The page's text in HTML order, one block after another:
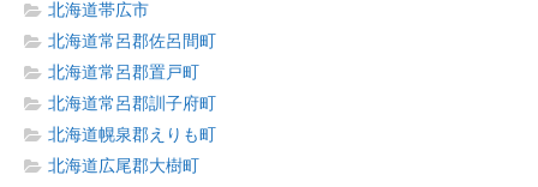
北海道帯広市
北海道常呂郡佐呂間町
北海道常呂郡置戸町
北海道常呂郡訓子府町
北海道幌泉郡えりも町
北海道広尾郡大樹町